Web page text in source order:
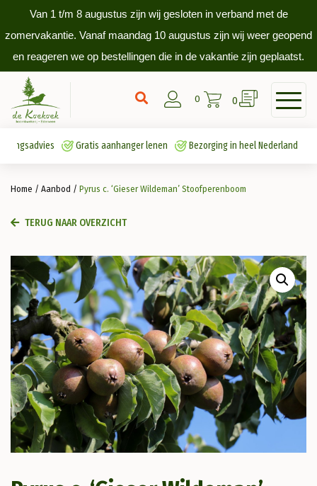
Van 1 t/m 8 augustus zijn wij gesloten in verband met de
zomervakantie. Vanaf maandag 10 augustus zijn wij weer geopend
en reageren we op bestellingen die in de vakantie zijn geplaatst.
0
0
Gratis aanhanger lenen Bezorging in heel Nederland
Home / Aanbod / Pyrus c. ‘Gieser Wildeman’ Stoofperenboom
TERUG NAAR OVERZICHT